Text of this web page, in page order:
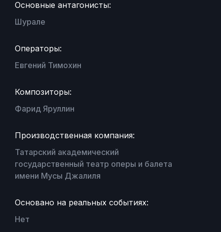
Основные антагонисты:
Шурале
Операторы:
Евгений Тимохин
Композиторы:
Фарид Яруллин
Производственная компания:
Татарский академический
государственный театр оперы и балета
имени Мусы Джалиля
Основано на реальных событиях:
Нет